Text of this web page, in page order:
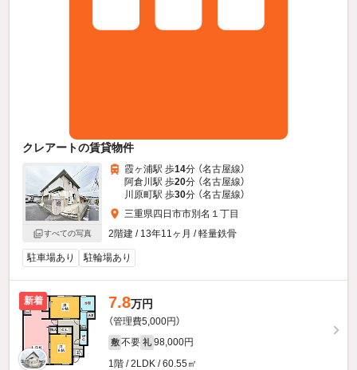
クレアートの賃貸物件
すべての写真
霞ヶ浦駅 歩14分 （名古屋線）
阿倉川駅 歩20分 （名古屋線）
川原町駅 歩30分 （名古屋線）
三重県四日市市別名１丁目
2階建 / 13年11ヶ月 / 軽量鉄骨
駐車場あり 駐輪場あり
新着 7.8万円
（管理費5,000円）
敷 不要 礼 98,000円
1階 / 2LDK / 60.55㎡